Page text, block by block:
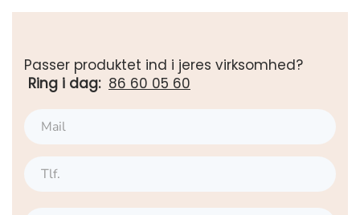
Passer produktet ind i jeres virksomhed?
Ring i dag: 86 60 05 60